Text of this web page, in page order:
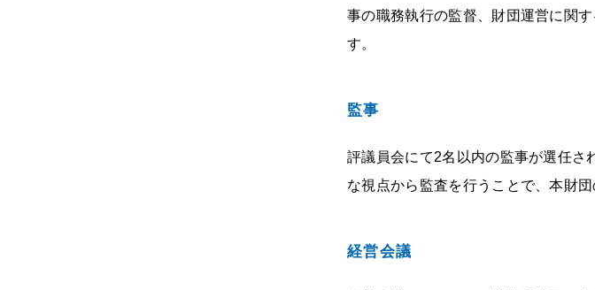
事の職務執行の監督、財団運営に関
す。
監事
評議員会にて2名以内の監事が選任さ
な視点から監査を行うことで、本財
経営会議